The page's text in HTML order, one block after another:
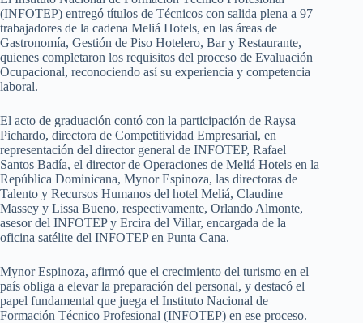
(INFOTEP) entregó títulos de Técnicos con salida plena a 97
trabajadores de la cadena Meliá Hotels, en las áreas de
Gastronomía, Gestión de Piso Hotelero, Bar y Restaurante,
quienes completaron los requisitos del proceso de Evaluación
Ocupacional, reconociendo así su experiencia y competencia
laboral.
El acto de graduación contó con la participación de Raysa
Pichardo, directora de Competitividad Empresarial, en
representación del director general de INFOTEP, Rafael
Santos Badía, el director de Operaciones de Meliá Hotels en la
República Dominicana, Mynor Espinoza, las directoras de
Talento y Recursos Humanos del hotel Meliá, Claudine
Massey y Lissa Bueno, respectivamente, Orlando Almonte,
asesor del INFOTEP y Ercira del Villar, encargada de la
oficina satélite del INFOTEP en Punta Cana.
Mynor Espinoza, afirmó que el crecimiento del turismo en el
país obliga a elevar la preparación del personal, y destacó el
papel fundamental que juega el Instituto Nacional de
Formación Técnico Profesional (INFOTEP) en ese proceso.